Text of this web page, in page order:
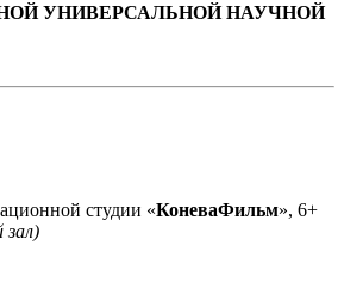
УНИВЕРСАЛЬНОЙ НАУЧНОЙ
студии «КоневаФильм», 6+
зал)